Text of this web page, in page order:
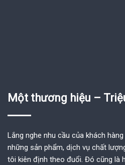
Một thương hiệu –
Lắng nghe nhu cầu của khách
những sản phẩm, dịch vụ chất
tôi kiên định theo đuổi. Đó cũng là